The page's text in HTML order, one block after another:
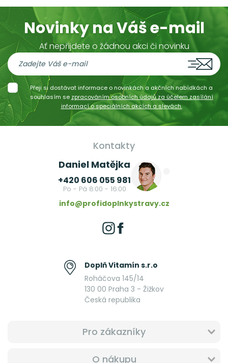
Novinky na Váš e-mail
Ať nepřijdete o žádnou akci či novinku
Přeji si dostávat informace o novinkách a akčních nabídkách a
souhlasím se zpracováním osobních údajů za účelem zasílání
informací o speciálních akcích a slevách.
Kontakty
Daniel Matějka
+420 606 055 981
Po - Pá 8:00 - 16:00
info@profidoplnkystravy.cz
Doplň Vitamín s.r.o
Roháčova 145/14
130 00 Praha 3 - Žižkov
Česká republika
Pro zákazníky
O nákupu